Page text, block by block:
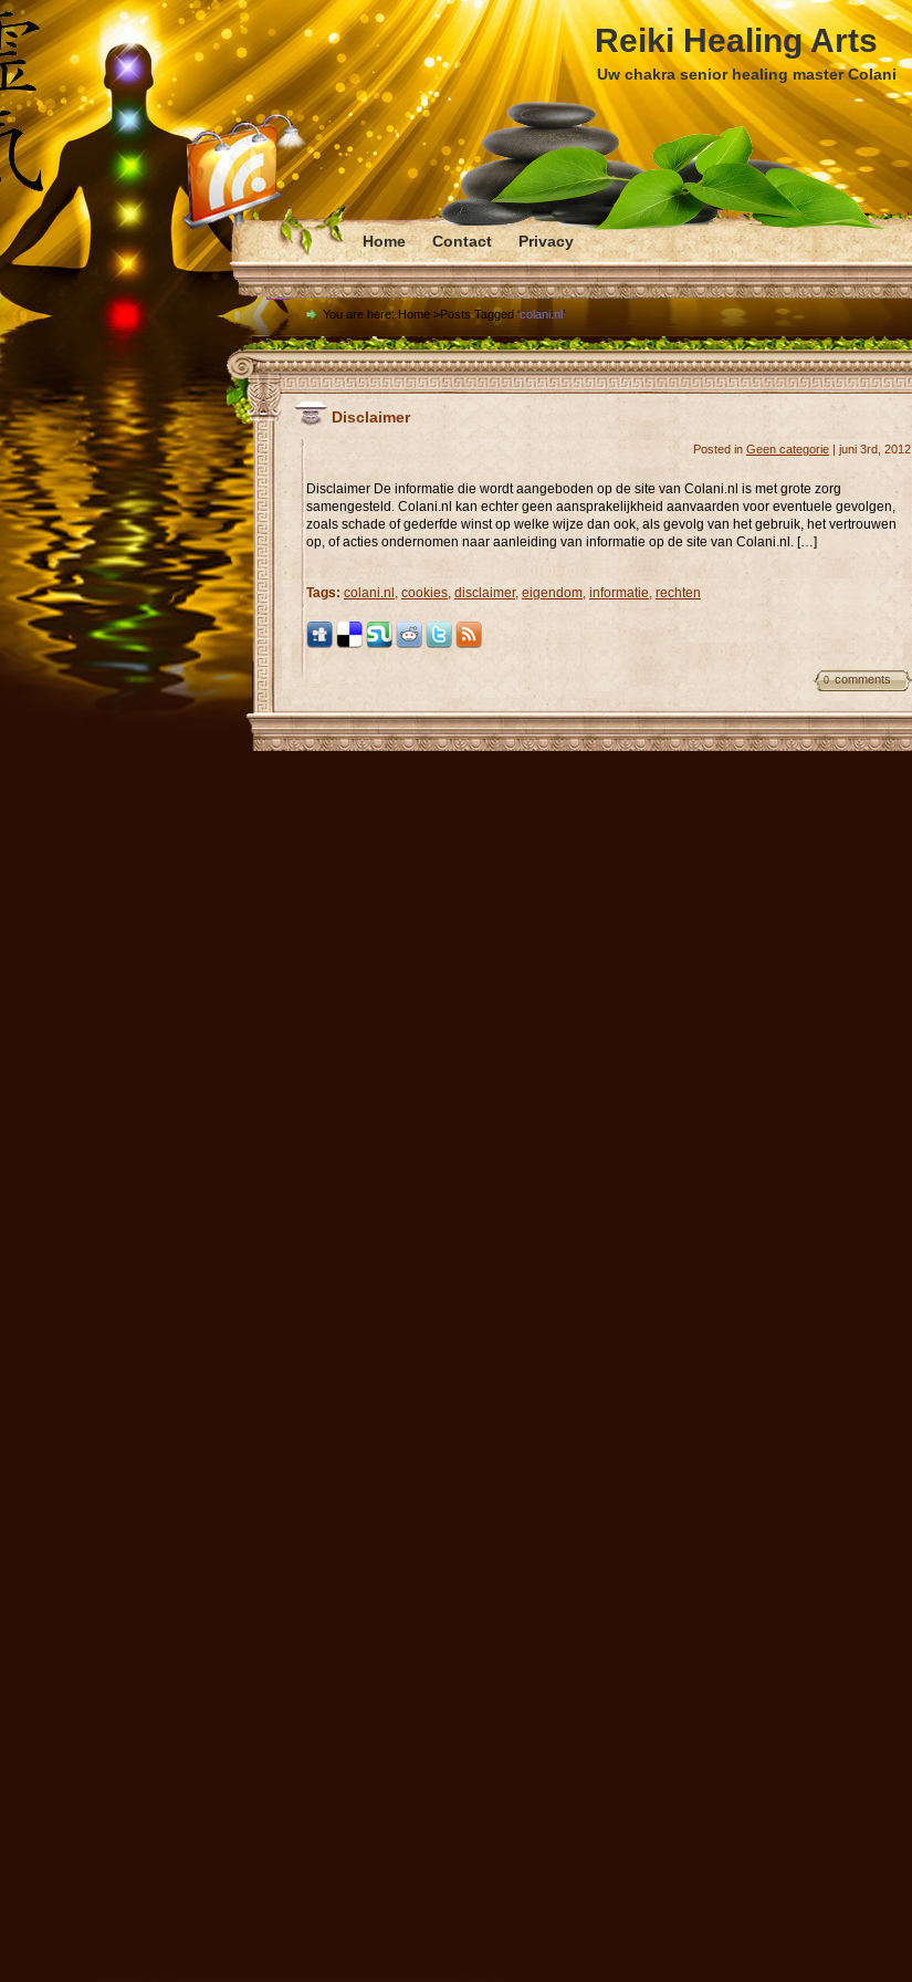
Reiki Healing Arts
Uw chakra senior healing master Colani
Home Contact Privacy
You are here:Home >Posts Tagged ‘colani.nl’
Disclaimer
Posted in Geen categorie | juni 3rd, 2012
Disclaimer De informatie die wordt aangeboden op de site van Colani.nl is met grote zorg
samengesteld. Colani.nl kan echter geen aansprakelijkheid aanvaarden voor eventuele gevolgen,
zoals schade of gederfde winst op welke wijze dan ook, als gevolg van het gebruik, het vertrouwen
op, of acties ondernomen naar aanleiding van informatie op de site van Colani.nl. […]
Tags: colani.nl , cookies, disclaimer, eigendom, informatie, rechten
0 comments